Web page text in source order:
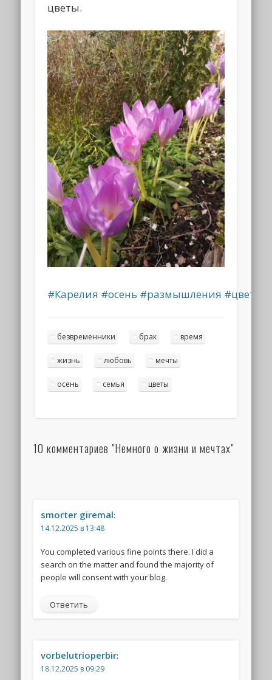
цветы.
#Карелия #осень #размышления #цветы
безвременники брак время
жизнь любовь мечты
осень семья цветы
10 комментариев "Немного о жизни и мечтах"
smorter giremal:
14.12.2025 в 13:48
You completed various fine points there. I did a
search on the matter and found the majority of
people will consent with your blog.
Ответить
vorbelutrioperbir:
18.12.2025 в 09:29